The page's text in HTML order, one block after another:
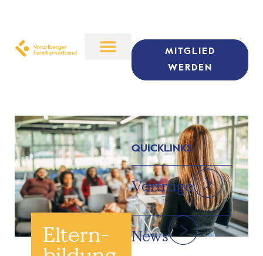
MITGLIED
WERDEN
Eltern­
QUICKLINKS
Vorträge
News